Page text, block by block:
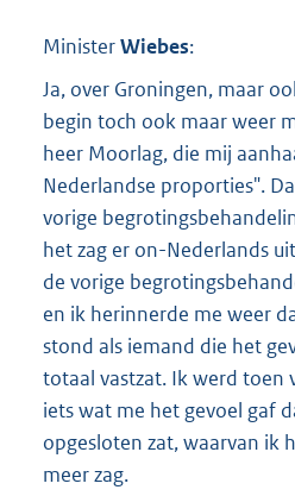
MinisterWiebes:
Ja, over Groningen, maar
begin toch ook maar weer
heer Moorlag, die mij
Nederlandse proporties".
vorige
het zag er on-Nederlands
de vorige
en ik herinnerde me weer
stond als iemand die het
totaal vastzat. Ik werd
iets wat me het gevoel gaf
opgesloten zat, waarvan ik
meer zag.